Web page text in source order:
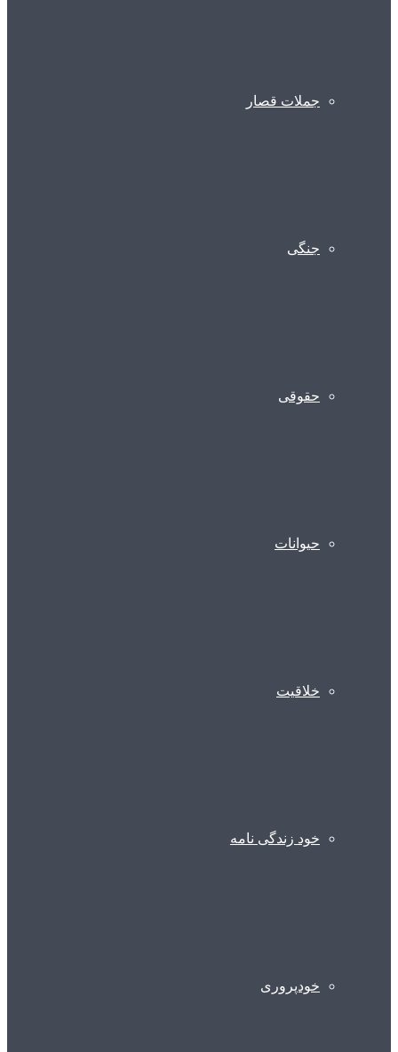
جملات قصار
جنگی
حقوقی
حیوانات
خلاقیت
خود زندگی نامه
خودپروری